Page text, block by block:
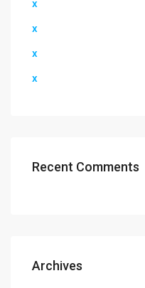
x
x
x
x
Recent Comments
Archives